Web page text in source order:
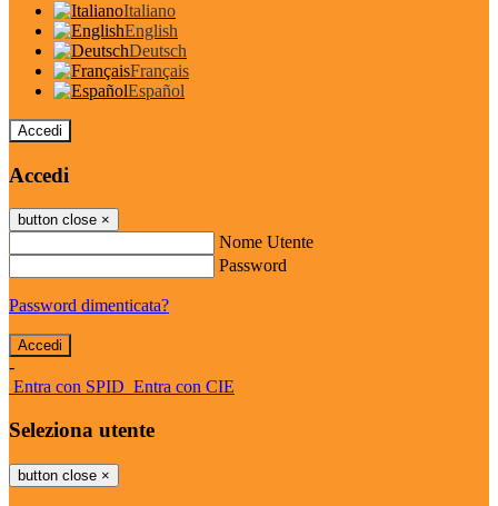
Italiano
English
Deutsch
Français
Español
Accedi
Accedi
button close ×
Nome Utente
Password
Password dimenticata?
-
Entra con SPID Entra con CIE
Seleziona utente
button close ×